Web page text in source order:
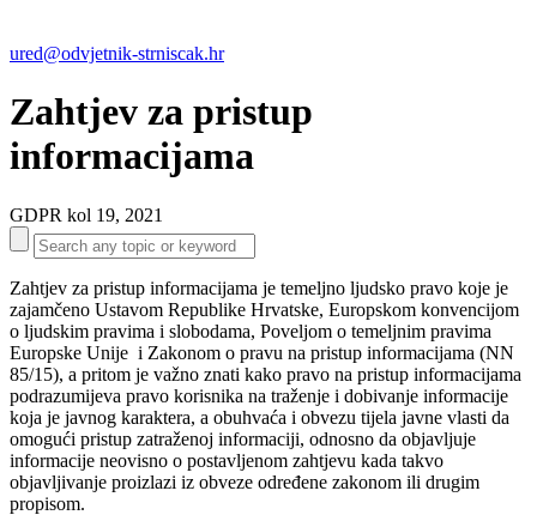
ured@odvjetnik-strniscak.hr
Zahtjev za pristup
informacijama
GDPR kol 19, 2021
Zahtjev za pristup informacijama je temeljno ljudsko pravo koje je
zajamčeno Ustavom Republike Hrvatske, Europskom konvencijom
o ljudskim pravima i slobodama, Poveljom o temeljnim pravima
Europske Unije i Zakonom o pravu na pristup informacijama (NN
85/15), a pritom je važno znati kako pravo na pristup informacijama
podrazumijeva pravo korisnika na traženje i dobivanje informacije
koja je javnog karaktera, a obuhvaća i obvezu tijela javne vlasti da
omogući pristup zatraženoj informaciji, odnosno da objavljuje
informacije neovisno o postavljenom zahtjevu kada takvo
objavljivanje proizlazi iz obveze određene zakonom ili drugim
propisom.